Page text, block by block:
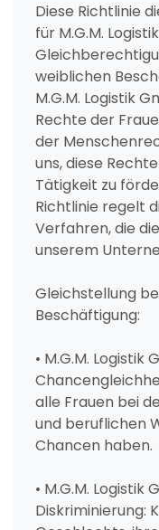
Diese Richtlinie
für M.G.M.
weiblichen
M.G.M. Logistik
Rechte der
der
uns, diese
Tätigkeit zu
Richtlinie regelt
Verfahren, die
unserem
Gleichstellung
Beschäftigung:
• M.G.M. Logistik
alle Frauen bei
und beruflichen
Chancen haben.
• M.G.M. Logistik
Diskriminierung: